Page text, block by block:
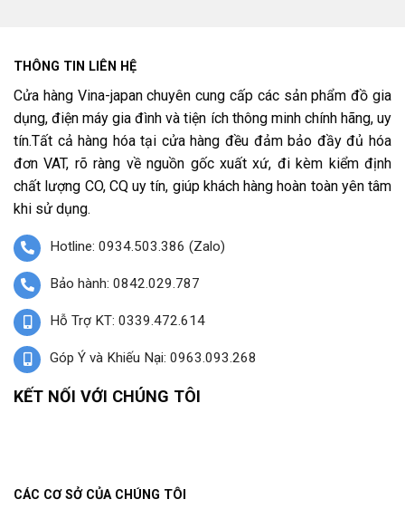
THÔNG TIN LIÊN HỆ
Cửa hàng Vina-japan chuyên cung cấp các sản phẩm đồ gia
dụng, điện máy gia đình và tiện ích thông minh chính hãng, uy
tín.Tất cả hàng hóa tại cửa hàng đều đảm bảo đầy đủ hóa
đơn VAT, rõ ràng về nguồn gốc xuất xứ, đi kèm kiểm định
chất lượng CO, CQ uy tín, giúp khách hàng hoàn toàn yên tâm
khi sử dụng.
Hotline: 0934.503.386 (Zalo)
Bảo hành: 0842.029.787
Hỗ Trợ KT: 0339.472.614
Góp Ý và Khiếu Nại: 0963.093.268
KẾT NỐI VỚI CHÚNG TÔI
CÁC CƠ SỞ CỦA CHÚNG TÔI